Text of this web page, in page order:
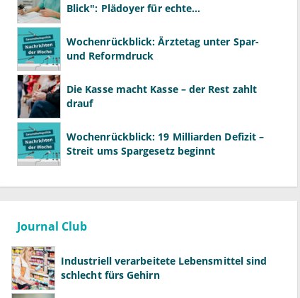
Blick": Plädoyer für echte
Wochenrückblick: Ärztetag unter Spar-
und Reformdruck
Die Kasse macht Kasse – der Rest zahlt
drauf
Wochenrückblick: 19 Milliarden Defizit –
Streit ums Spargesetz beginnt
Journal Club
Industriell verarbeitete Lebensmittel sind
schlecht fürs Gehirn